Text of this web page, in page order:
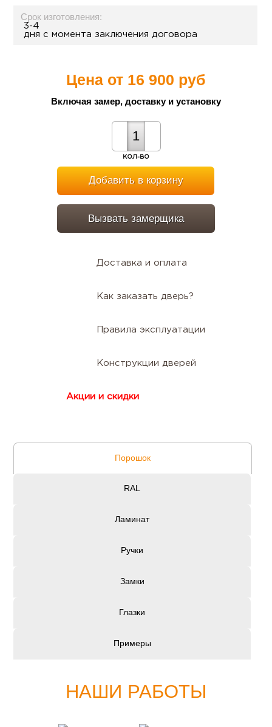
Срок изготовления:
3-4
дня с момента заключения договора
Цена от 16 900 руб
Включая замер, доставку и установку
КОЛ-ВО
Добавить в корзину
Вызвать замерщика
Доставка и оплата
Как заказать дверь?
Правила эксплуатации
Конструкции дверей
Акции и скидки
Порошок
RAL
Ламинат
Ручки
Замки
Глазки
Примеры
НАШИ РАБОТЫ